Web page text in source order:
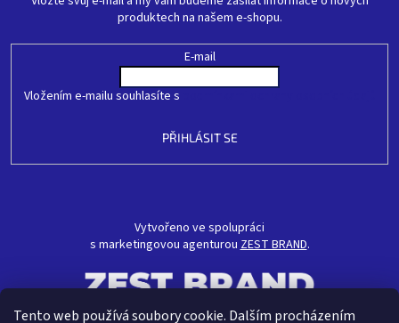
Tento web používá soubory cookie. Dalším procházením
produktech na našem e-shopu.
E-mail
Vložením e-mailu souhlasíte s
PŘIHLÁSIT SE
Vytvořeno ve spolupráci
s marketingovou agenturou ZEST BRAND.